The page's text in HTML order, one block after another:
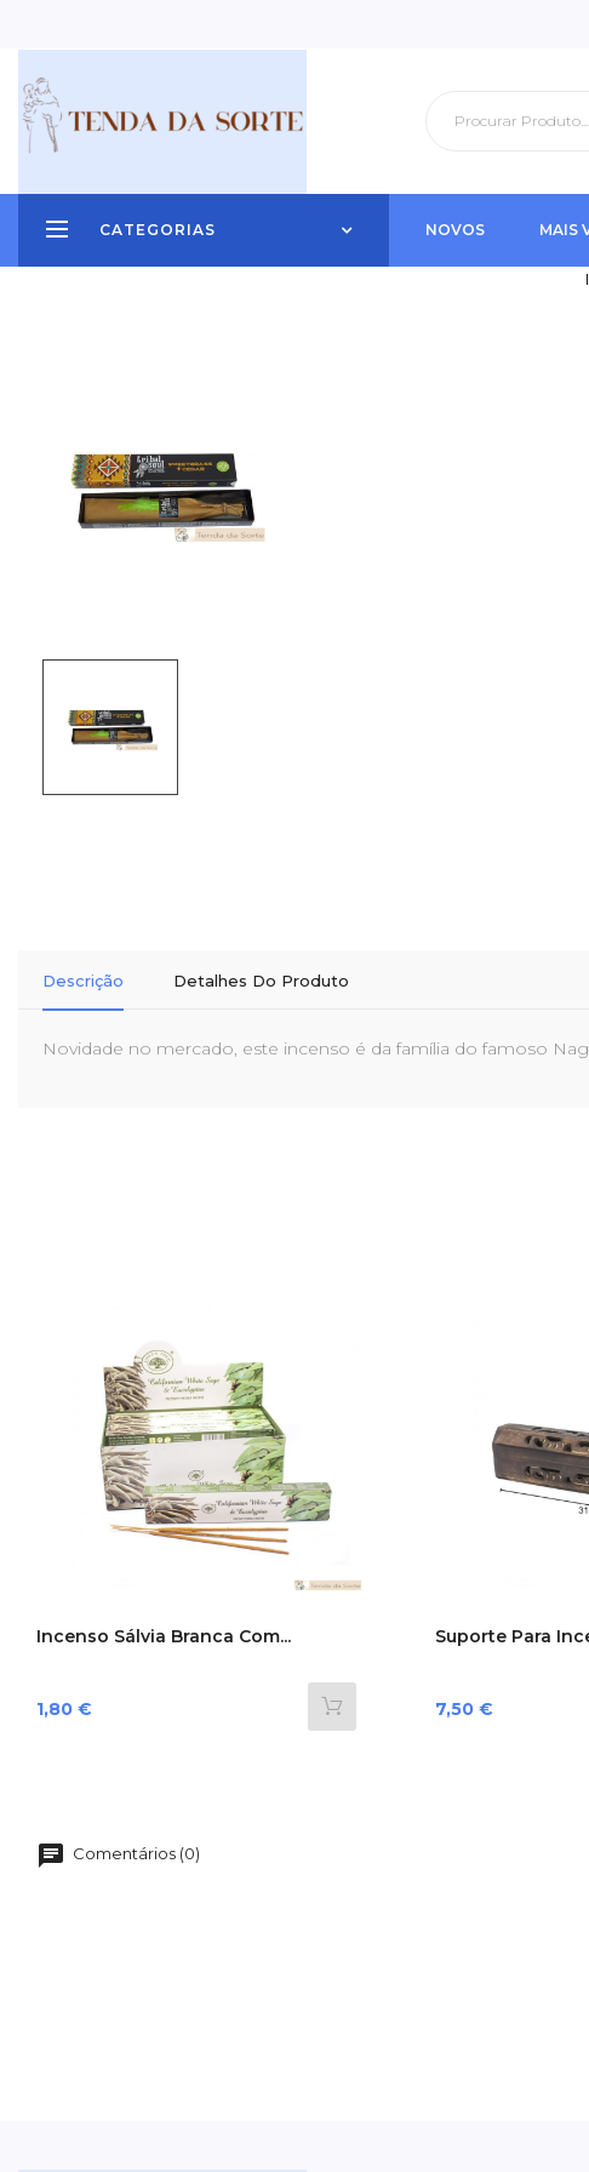
CATEGORIAS NOVOS MAIS
Descrição Detalhes Do Produto
Novidade no mercado, este incenso é da família do famoso
Incenso Sálvia Branca Com...
Preço
1,80 €
Suporte Para
Preço
7,50 €
Comentários (0)